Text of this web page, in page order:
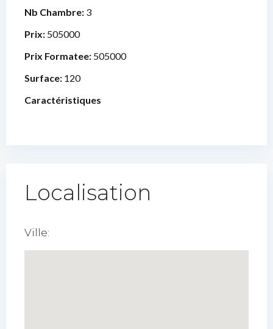
Nb Chambre: 3
Prix: 505000
Prix Formatee: 505000
Surface: 120
Caractéristiques
Localisation
Ville: